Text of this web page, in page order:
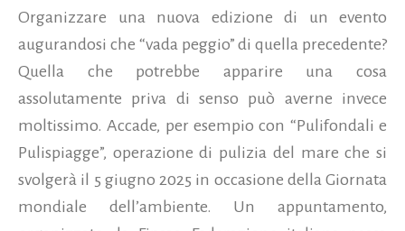
Organizzare una nuova edizione di un evento
augurandosi che “vada peggio” di quella precedente?
Quella che potrebbe apparire una cosa
assolutamente priva di senso può averne invece
moltissimo. Accade, per esempio con “Pulifondali e
Pulispiagge”, operazione di pulizia del mare che si
svolgerà il 5 giugno 2025 in occasione della Giornata
mondiale dell’ambiente. Un appuntamento,